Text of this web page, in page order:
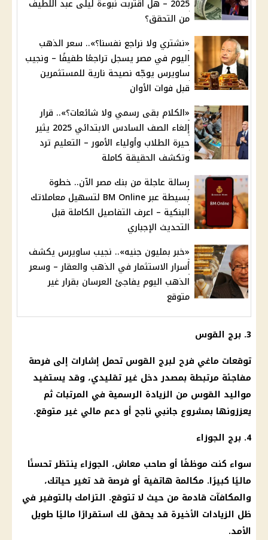
2025 – هل اقتربت نبوءة ليلى عبد اللطيف
من التحقق؟
«نشتري ولا نراجع نفسنا؟».. سعر الذهب
اليوم في مصر يسجل تراجعًا طفيفًا – ونجيب
ساويرس يوجّه نصيحة نارية للمستثمرين
قبل فوات الأوان
«الكلام بقى رسمي ولا شائعات؟».. قرار
إلغاء الصف السادس الابتدائي 2025 يثير
حيرة الطلاب وأولياء الأمور – التعليم ترد
وتكشف الحقيقة كاملة
رسالة عاجلة من بنك مصر الآن.. خطوة
بسيطة عبر BM Online لتسهيل معاملاتك
البنكية – اعرف التفاصيل الكاملة قبل
التحديث الإجباري
«خبر بمليون جنيه».. نجيب ساويرس يكشف
أسرار الاستثمار في الذهب والعقار – وسعر
الذهب اليوم يفاجئ العرسان بقرار غير
متوقع
3. برج القوس
توقعات ماغي فرح لبرج القوس تحمل إشارات إلى فرصة
مفاجئة مرتبطة بمصدر دخل غير تقليدي، وقد يستفيد
مواليد القوس من الزيادة الرسمية في المرتبات ثم
يعززونها بمشروع جانبي ناجح أو دعم مالي غير متوقع.
4. برج الجوزاء
سواء كنت موظفًا أو صاحب معاش، الجوزاء ينتظر تحسنًا
ماليًا كبيرًا. مكالمة هاتفية أو فرصة قد تغير حياتك،
والمكافآت قادمة من حيث لا تتوقع. التزامك بالتوفير في
ظل الزيادات الأخيرة قد يحقق لك استقرارًا ماليًا طويل
الأمد.